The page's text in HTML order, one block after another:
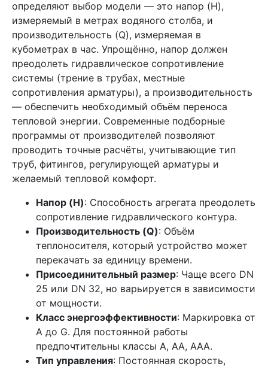
определяют выбор модели — это напор (H),
измеряемый в метрах водяного столба, и
производительность (Q), измеряемая в
кубометрах в час. Упрощённо, напор должен
преодолеть гидравлическое сопротивление
системы (трение в трубах, местные
сопротивления арматуры), а производительность
— обеспечить необходимый объём переноса
тепловой энергии. Современные подборные
программы от производителей позволяют
проводить точные расчёты, учитывающие тип
труб, фитингов, регулирующей арматуры и
желаемый тепловой комфорт.
Напор (H): Способность агрегата преодолеть
сопротивление гидравлического контура.
Производительность (Q): Объём
теплоносителя, который устройство может
перекачать за единицу времени.
Присоединительный размер: Чаще всего DN
25 или DN 32, но варьируется в зависимости
от мощности.
Класс энергоэффективности: Маркировка от
A до G. Для постоянной работы
предпочтительны классы A, AA, AAA.
Тип управления: Постоянная скорость,